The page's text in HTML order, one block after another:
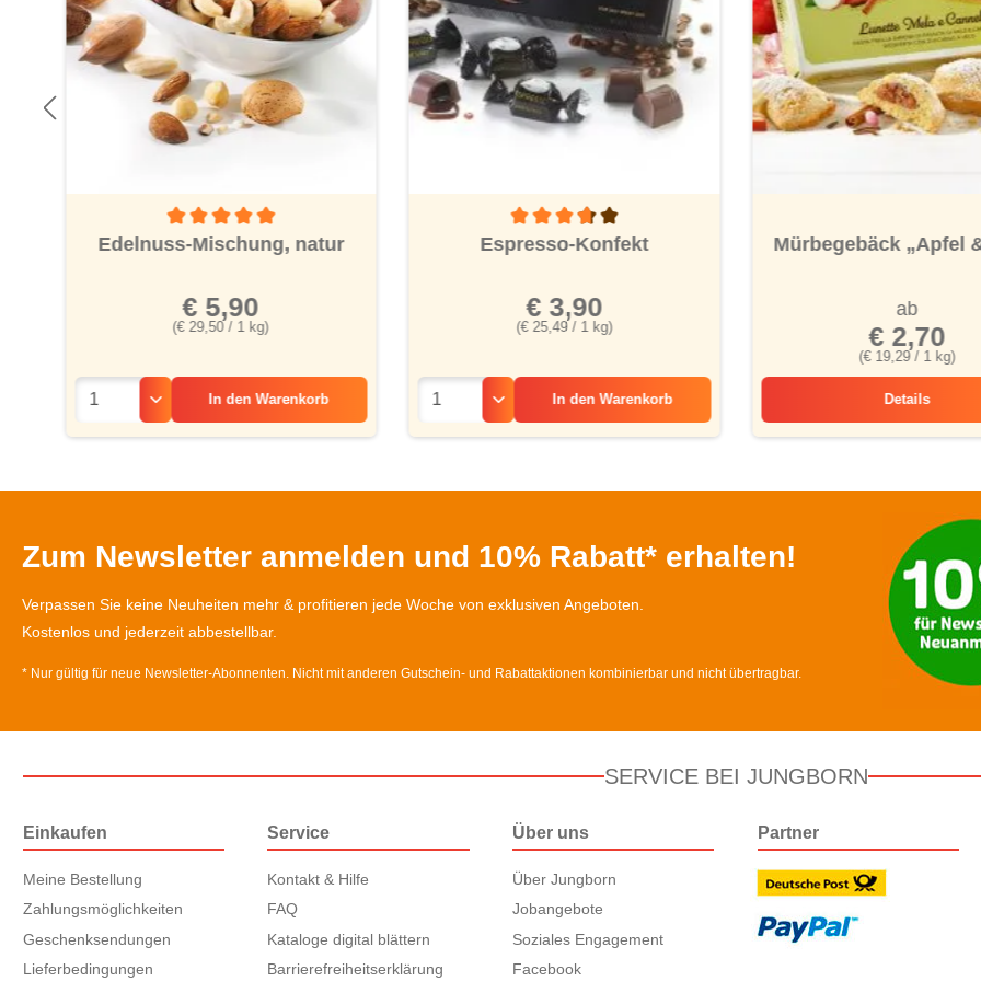
Durchschnittliche Bewertung von 5 von 5 Sternen
Edelnuss-Mischung, natur
(€ 29,50 / 1 kg)
€ 5,90
In den Warenkorb
Durchschnittliche Bewertung von 3.6 von 5 Sternen
Espresso-Konfekt
(€ 25,49 / 1 kg)
€ 3,90
In den Warenkorb
Mürbegebäck „Apfel
(€ 19,29 / 1 kg)
ab
€ 2,70
Details
Zum Newsletter anmelden und 10% Rabatt* erhalten!
Verpassen Sie keine Neuheiten mehr & profitieren jede Woche von exklusiven Angeboten.
Kostenlos und jederzeit abbestellbar.
* Nur gültig für neue Newsletter-Abonnenten. Nicht mit anderen Gutschein- und Rabattaktionen kombinierbar und nicht übertragbar.
SERVICE BEI JUNGBORN
Einkaufen
Meine Bestellung
Zahlungsmöglichkeiten
Geschenksendungen
Lieferbedingungen
Service
Kontakt & Hilfe
FAQ
Kataloge digital blättern
Barrierefreiheitserklärung
Über uns
Über Jungborn
Jobangebote
Soziales Engagement
Facebook
Partner